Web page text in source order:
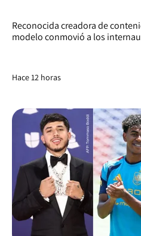
Reconocida creadora de
modelo conmovió a los
Hace 12 horas